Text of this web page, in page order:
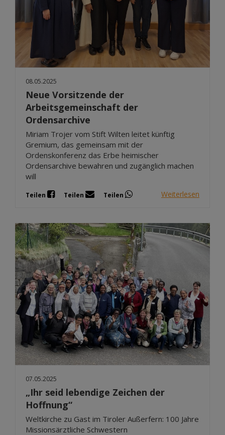
Feb 2026
Jan 2026
Dez 2025
Nov 2025
Okt 2025
08.05.2025
Neue Vorsitzende der
Arbeitsgemeinschaft der
Ordensarchive
Miriam Trojer vom Stift Wilten leitet künftig
Gremium, das gemeinsam mit der
Ordenskonferenz das Erbe heimischer
Ordensarchive bewahren und zugänglich machen
will
Teilen Teilen Teilen Weiterlesen
07.05.2025
„Ihr seid lebendige Zeichen der
Hoffnung“
Weltkirche zu Gast im Tiroler Außerfern: 100 Jahre
Missionsärztliche Schwestern